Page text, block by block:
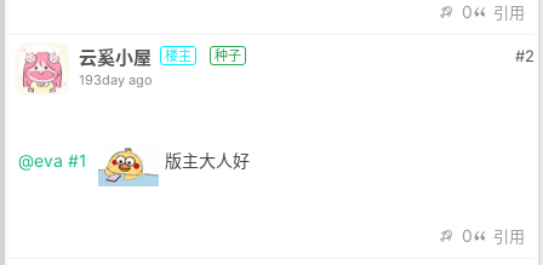
0 引用
云奚小屋 楼主
种子
193day ago
#2
@eva #1 版主大人好
0 引用